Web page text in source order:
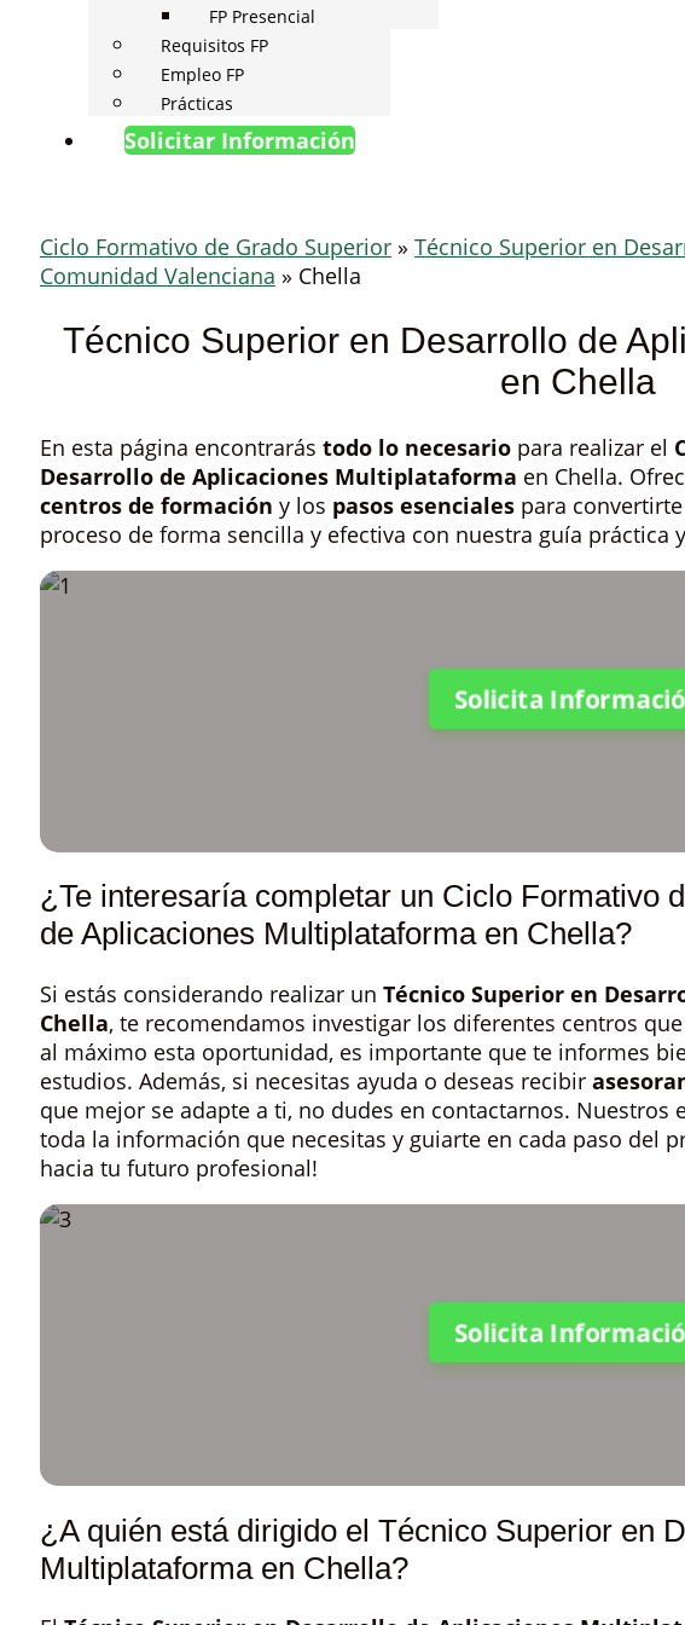
FP Presencial
Requisitos FP
Empleo FP
Prácticas
Solicitar Información
Ciclo Formativo de Grado Superior » Técnico Superior en
Comunidad Valenciana » Chella
Técnico Superior en Desarrollo de
en Chella
En esta página encontrarás todo lo necesario para realizar el
Desarrollo de Aplicaciones Multiplataforma en Chella.
centros de formación y los pasos esenciales para
proceso de forma sencilla y efectiva con nuestra guía práctica
Solicita
¿Te interesaría completar un Ciclo Formativo
de Aplicaciones Multiplataforma en Chella?
Si estás considerando realizar un Técnico Superior en
Chella, te recomendamos investigar los diferentes centros
al máximo esta oportunidad, es importante que te informes
estudios. Además, si necesitas ayuda o deseas recibir
que mejor se adapte a ti, no dudes en contactarnos.
toda la información que necesitas y guiarte en cada paso del
hacia tu futuro profesional!
Solicita
¿A quién está dirigido el Técnico Superior en
Multiplataforma en Chella?